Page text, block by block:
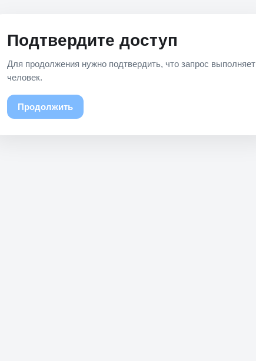
Подтвердите доступ
Для продолжения нужно подтвердить, что запрос выполняет
человек.
Продолжить